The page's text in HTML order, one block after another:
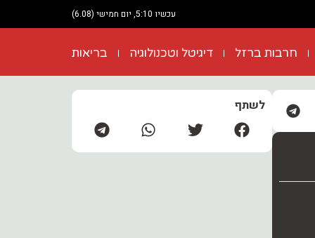
עכשיו 5:10, יום חמישי (6.08)
חרבות ברזל דיגיטל וטכנולוגיה בריאות
לשתף